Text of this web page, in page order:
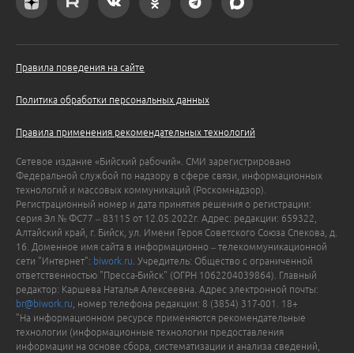
Правила поведения на сайте
Политика обработки персональных данных
Правила применения рекомендательных технологий
Сетевое издание «Бийский рабочий». СМИ зарегистрировано
Федеральной службой по надзору в сфере связи, информационных
технологий и массовых коммуникаций (Роскомнадзор).
Регистрационный номер и дата принятия решения о регистрации:
серия Эл № ФС77 – 83115 от 12.05.2022г. Адрес: редакции: 659322,
Алтайский край, г. Бийск, ул. Имени Героя Советского Союза Спекова, д.
16. Доменное имя сайта в информационно – телекоммуникационной
сети "Интернет": biwork.ru . Учредитель: Общество с ограниченной
ответственностью "Пресса-Бийск" (ОГРН 1062204039864). Главный
редактор: Каршева Наталья Алексеевна. Адрес электронной почты:
br@biwork.ru , номер телефона редакции: 8 (3854) 317-001. 18+
"На информационном ресурсе применяются рекомендательные
технологии (информационные технологии предоставления
информации на основе сбора, систематизации и анализа сведений,